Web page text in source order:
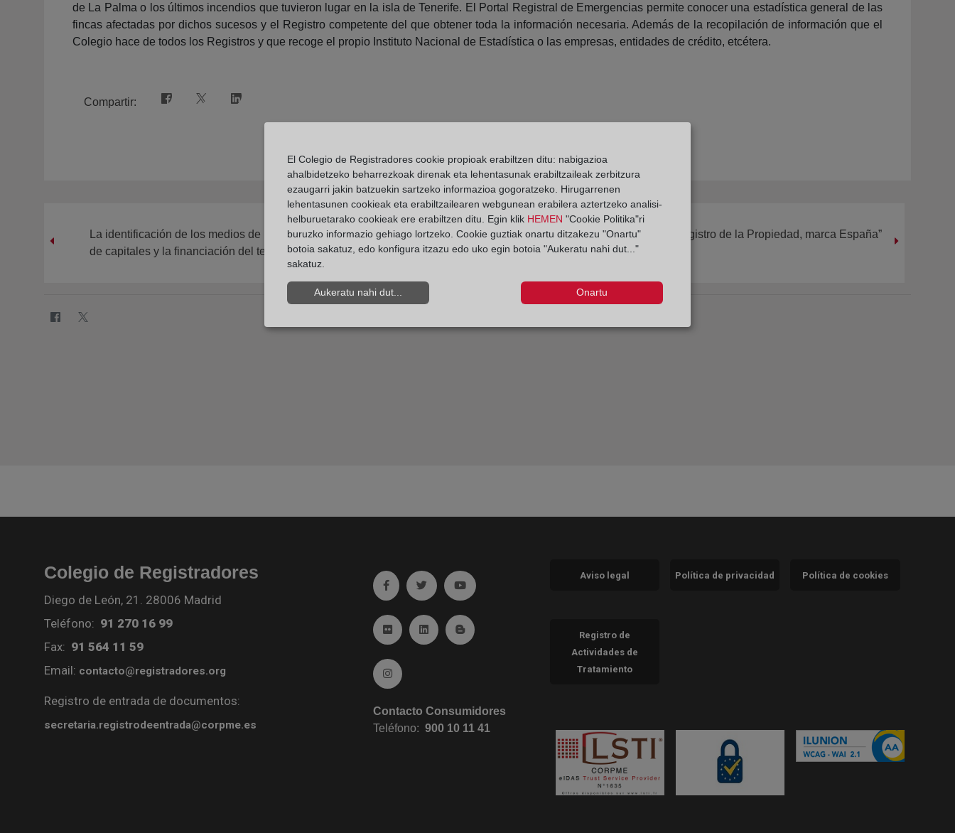
de La Palma o los últimos incendios que tuvieron lugar en la isla de Tenerife. El Portal Registral de Emergencias permite conocer una estadística general de las
fincas afectadas por dichos sucesos y el Registro competente del que obtener toda la información necesaria. Además de la recopilación de información que el
Colegio hace de todos los Registros y que recoge el propio Instituto Nacional de Estadística o las empresas, entidades de crédito, etcétera.
Compartir:
La identificación de los medios de pago en la prevención del blanqueo
de capitales y la financiación del terrorismo. Calificación registral
“Registro de la Propiedad, marca España”
Colegio de Registradores
Diego de León, 21. 28006 Madrid
Teléfono: 91 270 16 99
Fax: 91 564 11 59
Email: contacto@registradores.org
Registro de entrada de documentos:
secretaria.registrodeentrada@corpme.es
Ir a facebook (abre en ventana nueva)
Ir a twitter (abre en ventana nueva)
Ir a YouTube (abre en ventana nueva)
Ir a Flickr (abre en ventana nueva)
Ir a Linkedin (abre en ventana nueva)
Ir al Blog (abre en ventana nueva)
Ir a Instagram (abre en ventana nueva)
Contacto Consumidores
Teléfono:900 10 11 41
Aviso legal Política de privacidad Política de cookies
Registro de
Actividades de
Tratamiento
El Colegio de Registradores cookie propioak erabiltzen ditu: nabigazioa
ahalbidetzeko beharrezkoak direnak eta lehentasunak erabiltzaileak zerbitzura
ezaugarri jakin batzuekin sartzeko informazioa gogoratzeko. Hirugarrenen
lehentasunen cookieak eta erabiltzailearen webgunean erabilera aztertzeko analisi-
helburuetarako cookieak ere erabiltzen ditu. Egin klik HEMEN "Cookie Politika"ri
buruzko informazio gehiago lortzeko. Cookie guztiak onartu ditzakezu "Onartu"
botoia sakatuz, edo konfigura itzazu edo uko egin botoia "Aukeratu nahi dut..."
sakatuz.
Aukeratu nahi dut... Onartu